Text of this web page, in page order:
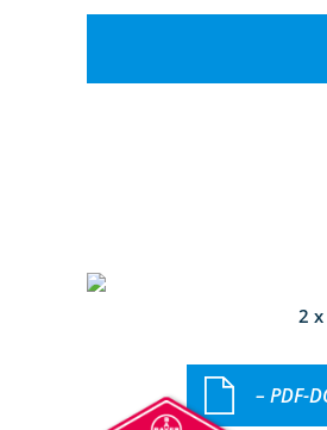
2
– PDF-